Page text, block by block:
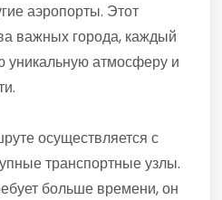
аэропорты. Этот
важных города, каждый
уникальную атмосферу и
осуществляется с
транспортные узлы.
больше времени, он